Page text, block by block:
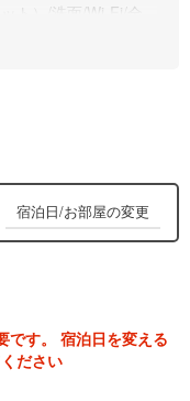
ト）/洗面/Wi-Fi/全
ァベッド(変形
宿泊日/お部屋の変更
です。 宿泊日を変える
ださい